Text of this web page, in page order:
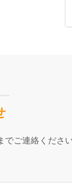
でご連絡くださ